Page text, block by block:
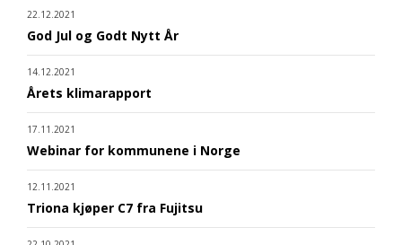
22.12.2021
God Jul og Godt Nytt År
14.12.2021
Årets klimarapport
17.11.2021
Webinar for kommunene i Norge
12.11.2021
Triona kjøper C7 fra Fujitsu